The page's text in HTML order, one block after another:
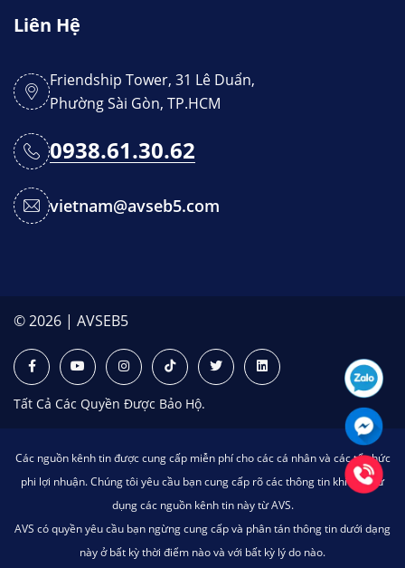
Liên Hệ
Friendship Tower, 31 Lê Duẩn,
Phường Sài Gòn, TP.HCM
0938.61.30.62
vietnam@avseb5.com
© 2026 | AVSEB5
Tất Cả Các Quyền Được Bảo Hộ.
Các nguồn kênh tin được cung cấp miễn phí cho các cá nhân và các tổ chức
phi lợi nhuận. Chúng tôi yêu cầu bạn cung cấp rõ các thông tin khi bạn sử
dụng các nguồn kênh tin này từ AVS.
AVS có quyền yêu cầu bạn ngừng cung cấp và phân tán thông tin dưới dạng
này ở bất kỳ thời điểm nào và với bất kỳ lý do nào.